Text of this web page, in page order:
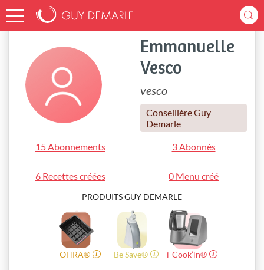
Accueil vesco
Emmanuelle
Vesco
vesco
Conseillère Guy
Demarle
15 Abonnements 3 Abonnés
6 Recettes créées 0 Menu créé
PRODUITS GUY DEMARLE
OHRA® Be Save® i-Cook’in®